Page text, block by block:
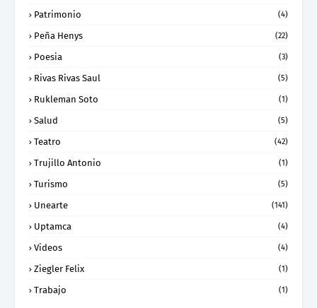
Patrimonio (4)
Peña Henys (22)
Poesia (3)
Rivas Rivas Saul (5)
Rukleman Soto (1)
Salud (5)
Teatro (42)
Trujillo Antonio (1)
Turismo (5)
Unearte (141)
Uptamca (4)
Videos (4)
Ziegler Felix (1)
Trabajo (1)